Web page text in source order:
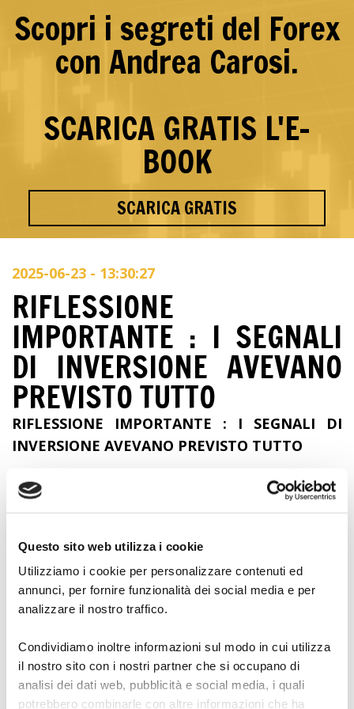
Questo sito web utilizza i cookie
Utilizziamo i cookie per personalizzare contenuti ed
annunci, per fornire funzionalità dei social media e per
analizzare il nostro traffico.
Condividiamo inoltre informazioni sul modo in cui utilizza
il nostro sito con i nostri partner che si occupano di
analisi dei dati web, pubblicità e social media, i quali
potrebbero combinarle con altre informazioni che ha
Scopri i segreti del Forex
con Andrea Carosi.
SCARICA GRATIS L'E-
BOOK
SCARICA GRATIS
2025-06-23 - 13:30:27
RIFLESSIONE
IMPORTANTE : I SEGNALI
DI INVERSIONE AVEVANO
PREVISTO TUTTO
RIFLESSIONE IMPORTANTE : I SEGNALI DI
INVERSIONE AVEVANO PREVISTO TUTTO
La scorsa settimana siamo entrati a mercato su
numeratore e sell SU TASSI con USD a
denominatore
State ascoltando i telegiornali che stanno
Ma i nostri segnali di inversione avevano
previsto tutto.